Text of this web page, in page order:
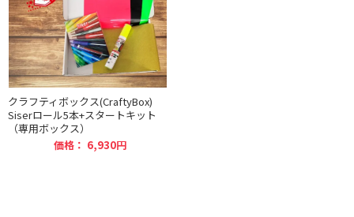
クラフティボックス(CraftyBox)
Siserロール5本+スタートキット
（専用ボックス）
価格： 6,930円